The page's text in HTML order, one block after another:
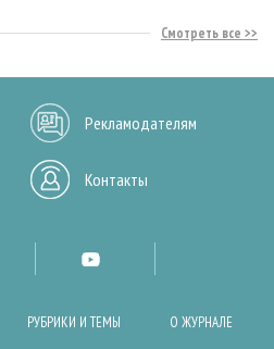
Смотреть все
Рекламодателям
Контакты
РУБРИКИ И ТЕМЫ О ЖУРНАЛЕ